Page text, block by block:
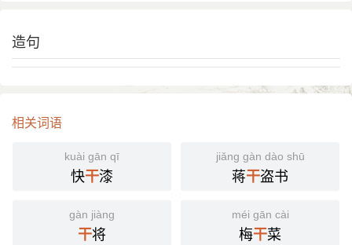
造句
相关词语
kuài gān qī
快干漆
jiǎng gàn dào shū
蒋干盗书
gàn jiàng
干将
méi gān cài
梅干菜